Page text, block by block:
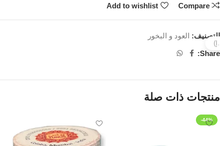
Compare
Add to wishlist
التصنيف: العود و البخور
Share:
منتجات ذات صلة
-44%